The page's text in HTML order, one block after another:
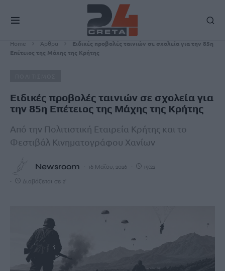
Home Άρθρα
Ειδικές προβολές ταινιών σε σχολεία για την 85η
Επέτειος της Μάχης της Κρήτης
Ειδικές προβολές ταινιών σε σχολεία για
την 85η Επέτειος της Μάχης της Κρήτης
Από την Πολιτιστική Εταιρεία Κρήτης και το
Φεστιβάλ Κινηματογράφου Χανίων
Newsroom 16 Μαΐου, 2026 19:22
Διαβάζεται σε 2'